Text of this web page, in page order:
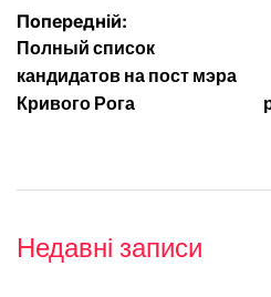
Навігація
записів
Попередній:
Полный список
кандидатов на пост мэра
Кривого Рога
Недавні записи